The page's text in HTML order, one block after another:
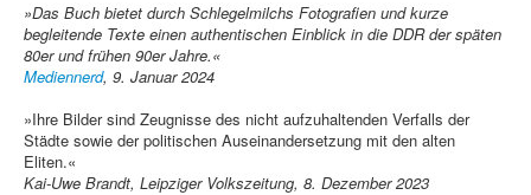
»Das Buch bietet durch Schlegelmilchs Fotografien und kurze
begleitende Texte einen authentischen Einblick in die DDR der späten
80er und frühen 90er Jahre.«
Mediennerd, 9. Januar 2024
»Ihre Bilder sind Zeugnisse des nicht aufzuhaltenden Verfalls der
Städte sowie der politischen Auseinandersetzung mit den alten
Eliten.«
Kai-Uwe Brandt, Leipziger Volkszeitung, 8. Dezember 2023